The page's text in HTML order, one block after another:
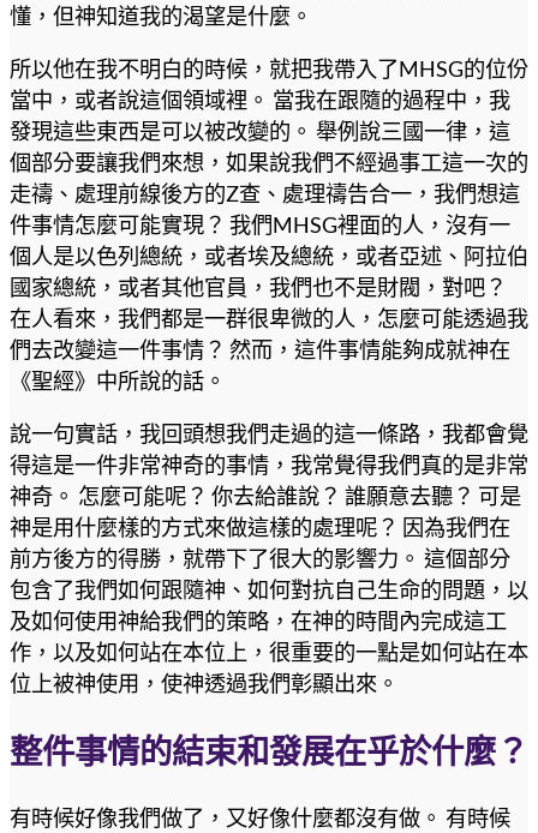
懂，但神知道我的渴望是什麼。
所以他在我不明白的時候，就把我帶入了MHSG的位份
當中，或者說這個領域裡。 當我在跟隨的過程中，我
發現這些東西是可以被改變的。 舉例說三國一律，這
個部分要讓我們來想，如果說我們不經過事工這一次的
走禱、處理前線後方的Z查、處理禱告合一，我們想這
件事情怎麼可能實現？ 我們MHSG裡面的人，沒有一
個人是以色列總統，或者埃及總統，或者亞述、阿拉伯
國家總統，或者其他官員，我們也不是財閥，對吧？
在人看來，我們都是一群很卑微的人，怎麼可能透過我
們去改變這一件事情？ 然而，這件事情能夠成就神在
《聖經》中所說的話。
說一句實話，我回頭想我們走過的這一條路，我都會覺
得這是一件非常神奇的事情，我常覺得我們真的是非常
神奇。 怎麼可能呢？ 你去給誰說？ 誰願意去聽？ 可是
神是用什麼樣的方式來做這樣的處理呢？ 因為我們在
前方後方的得勝，就帶下了很大的影響力。 這個部分
包含了我們如何跟隨神、如何對抗自己生命的問題，以
及如何使用神給我們的策略，在神的時間內完成這工
作，以及如何站在本位上，很重要的一點是如何站在本
位上被神使用，使神透過我們彰顯出來。
整件事情的結束和發展在乎於什麼？
有時候好像我們做了，又好像什麼都沒有做。 有時候